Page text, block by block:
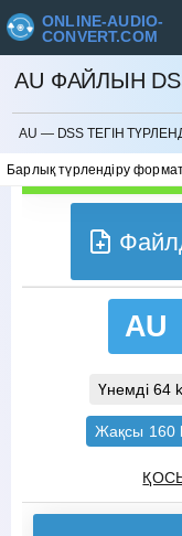
ONLINE-AUDIO-
CONVERT.COM
AU ФАЙЛЫН
AU — DSS ТЕГІН
Барлық түрлендіру
AU
Үнемді 64
Жақсы 160